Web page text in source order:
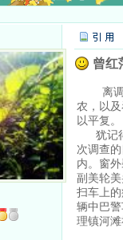
曾红
离调查
农，以
以平复。
犹记得
次调查
内。窗
副美轮
扫车上
辆中巴
理镇河